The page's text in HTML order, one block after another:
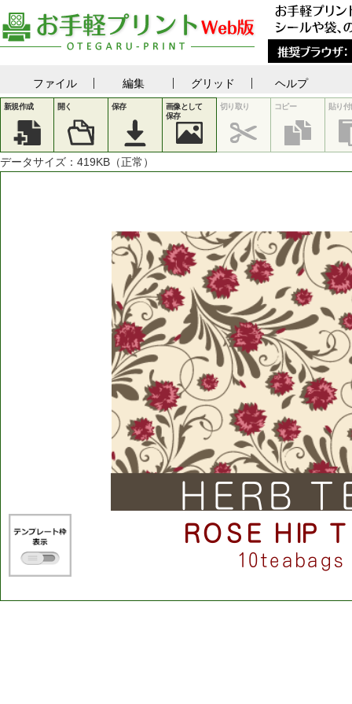
ファイル 編集 グリッド ヘルプ
新規作成 開く 保存
画像として
保存
切り取り コピー 貼り付
データサイズ： 419KB（正常）
H E R B T
RO S E H P T
1 0te a ba g s